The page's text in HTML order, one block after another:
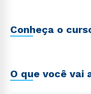
Conheça o
O que você vai